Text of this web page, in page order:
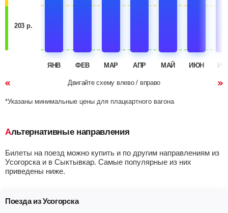
203 р.
ЯНВ ФЕВ МАР АПР МАЙ ИЮН
Двигайте схему влево / вправо
*Указаны минимальные цены для плацкартного вагона
Альтернативные направления
Билеты на поезд можно купить и по другим направлениям из
Усогорска и в Сыктывкар. Самые популярные из них
приведены ниже.
Поезда из Усогорска